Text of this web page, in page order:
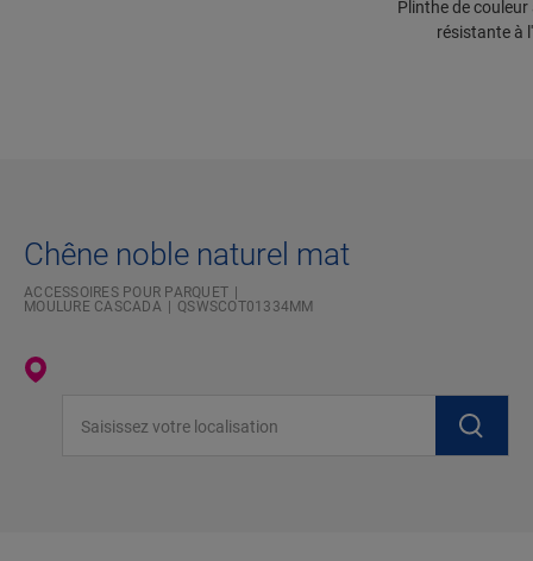
Plinthe de couleur
résistante à
Chêne noble naturel mat
ACCESSOIRES POUR PARQUET
MOULURE CASCADA
QSWSCOT01334MM